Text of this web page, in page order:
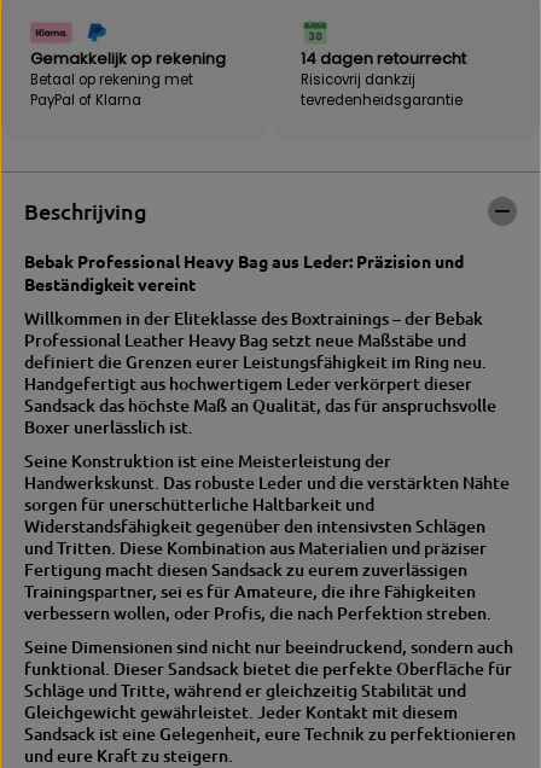
o
o
B
K
e
c
t
l
e
d
e
r
e
n
b
o
k
s
z
a
k
V
1
B
E
B
c
h
t
e
d
e
r
B
o
x
s
a
c
k
V
1
Gemakkelijk op rekening
Betaal op rekening met
PayPal of Klarna
14 dagen retourrecht
Risicovrij dankzij
tevredenheidsgarantie
Beschrijving
Bebak Professional Heavy Bag aus Leder: Präzision und
Beständigkeit vereint
Willkommen in der Eliteklasse des Boxtrainings – der Bebak
Professional Leather Heavy Bag setzt neue Maßstäbe und
definiert die Grenzen eurer Leistungsfähigkeit im Ring neu.
Handgefertigt aus hochwertigem Leder verkörpert dieser
Sandsack das höchste Maß an Qualität, das für anspruchsvolle
Boxer unerlässlich ist.
Seine Konstruktion ist eine Meisterleistung der
Handwerkskunst. Das robuste Leder und die verstärkten Nähte
sorgen für unerschütterliche Haltbarkeit und
Widerstandsfähigkeit gegenüber den intensivsten Schlägen
und Tritten. Diese Kombination aus Materialien und präziser
Fertigung macht diesen Sandsack zu eurem zuverlässigen
Trainingspartner, sei es für Amateure, die ihre Fähigkeiten
verbessern wollen, oder Profis, die nach Perfektion streben.
Seine Dimensionen sind nicht nur beeindruckend, sondern auch
funktional. Dieser Sandsack bietet die perfekte Oberfläche für
Schläge und Tritte, während er gleichzeitig Stabilität und
Gleichgewicht gewährleistet. Jeder Kontakt mit diesem
Sandsack ist eine Gelegenheit, eure Technik zu perfektionieren
und eure Kraft zu steigern.